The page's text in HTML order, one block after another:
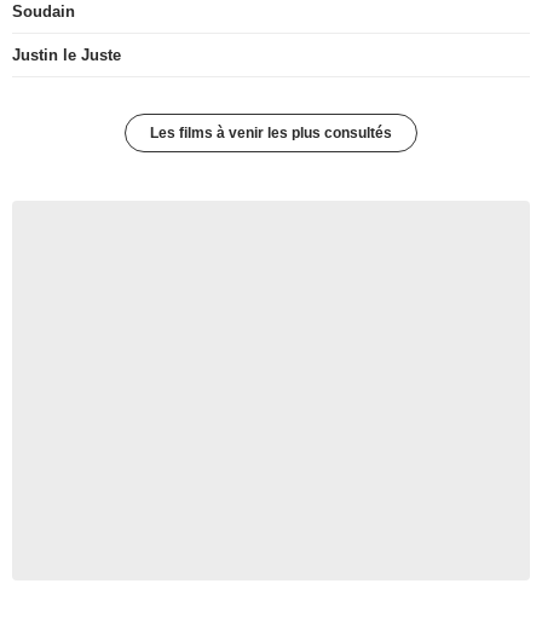
Soudain
Justin le Juste
Les films à venir les plus consultés